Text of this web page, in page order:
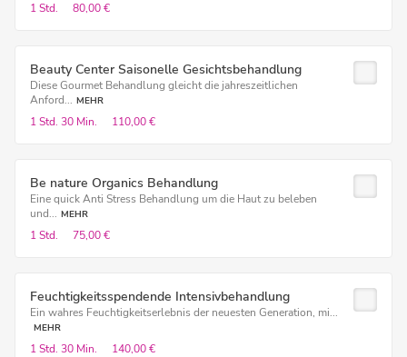
1 Std. 80,00 €
Beauty Center Saisonelle Gesichtsbehandlung
Diese Gourmet Behandlung gleicht die jahreszeitlichen
Anford... MEHR
1 Std. 30 Min. 110,00 €
Be nature Organics Behandlung
Eine quick Anti Stress Behandlung um die Haut zu beleben
und... MEHR
1 Std. 75,00 €
Feuchtigkeitsspendende Intensivbehandlung
Ein wahres Feuchtigkeitserlebnis der neuesten Generation, mi...
MEHR
1 Std. 30 Min. 140,00 €